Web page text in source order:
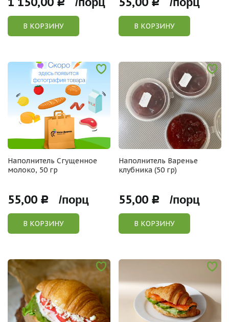
Р /порц
В КОРЗИНУ
Р /порц
В КОРЗИНУ
Наполнитель Сгущенное
молоко, 50 гр
55,00 Р /порц
В КОРЗИНУ
Наполнитель Варенье
клубника (50 гр)
55,00 Р /порц
В КОРЗИНУ